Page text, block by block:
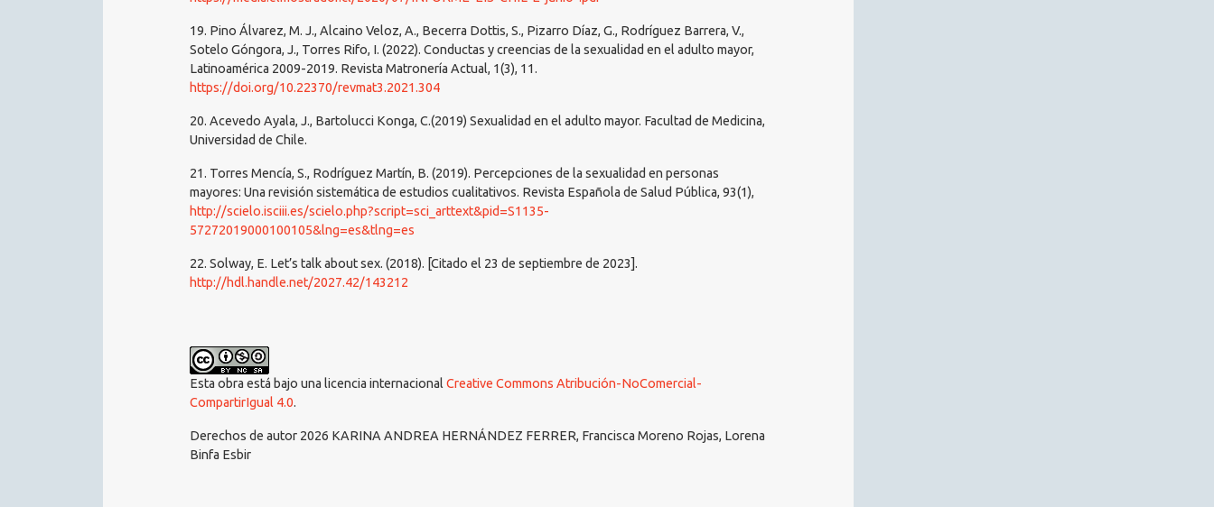
19. Pino Álvarez, M. J., Alcaino Veloz, A., Becerra Dottis, S., Pizarro Díaz, G., Rodríguez Barrera, V.,
Sotelo Góngora, J., Torres Rifo, I. (2022). Conductas y creencias de la sexualidad en el adulto mayor,
Latinoamérica 2009-2019. Revista Matronería Actual, 1(3), 11.
https://doi.org/10.22370/revmat3.2021.304
20. Acevedo Ayala, J., Bartolucci Konga, C.(2019) Sexualidad en el adulto mayor. Facultad de Medicina,
Universidad de Chile.
21. Torres Mencía, S., Rodríguez Martín, B. (2019). Percepciones de la sexualidad en personas
mayores: Una revisión sistemática de estudios cualitativos. Revista Española de Salud Pública, 93(1),
http://scielo.isciii.es/scielo.php?script=sci_arttext&pid=S1135-
57272019000100105&lng=es&tlng=es
22. Solway, E. Let’s talk about sex. (2018). [Citado el 23 de septiembre de 2023].
http://hdl.handle.net/2027.42/143212
Esta obra está bajo una licencia internacional Creative Commons Atribución-NoComercial-
CompartirIgual 4.0.
Derechos de autor 2026 KARINA ANDREA HERNÁNDEZ FERRER, Francisca Moreno Rojas, Lorena
Binfa Esbir